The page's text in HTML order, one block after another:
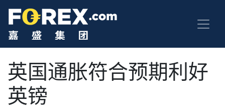
英国通胀符合预期利好
英镑